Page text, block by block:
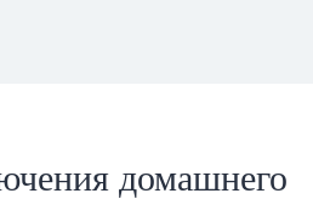
домашнего